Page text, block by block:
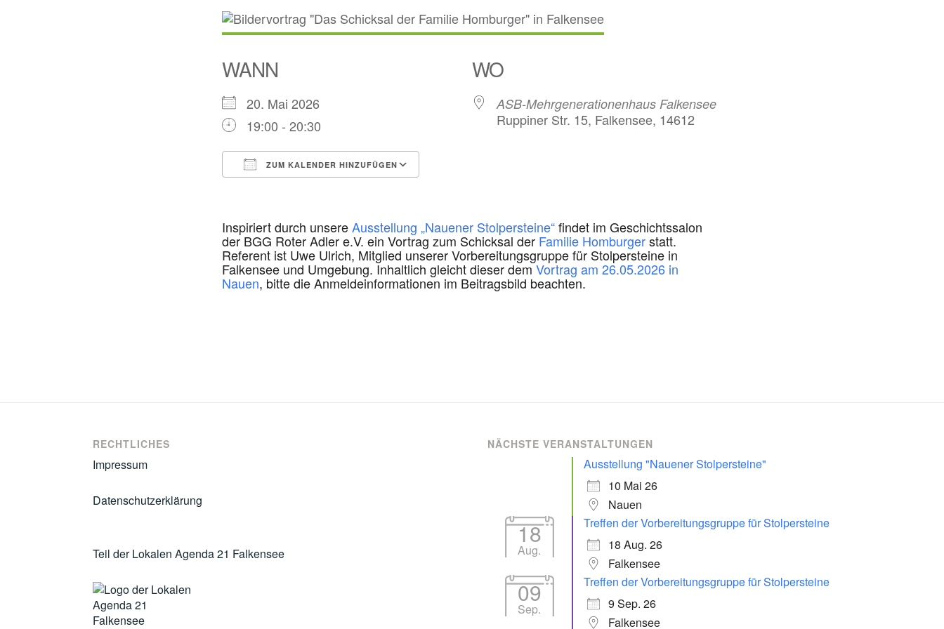
WANN
20. Mai 2026
19:00 - 20:30
ZUM KALENDER HINZUFÜGEN
WO
ASB-Mehrgenerationenhaus Falkensee
Ruppiner Str. 15, Falkensee, 14612
Inspiriert durch unsereAusstellung „Nauener Stolpersteine“findet im Geschichtssalon
der BGG Roter Adler e.V. ein Vortrag zum Schicksal der Familie Homburgerstatt.
Referent ist Uwe Ulrich, Mitglied unserer Vorbereitungsgruppe für Stolpersteine in
Falkensee und Umgebung. Inhaltlich gleicht dieser demVortrag am 26.05.2026 in
Nauen, bitte die Anmeldeinformationen im Beitragsbild beachten.
RECHTLICHES
Impressum
Datenschutzerklärung
Teil der Lokalen Agenda 21 Falkensee
NÄCHSTE VERANSTALTUNGEN
Ausstellung "Nauener Stolpersteine"
10 Mai 26
Nauen
18
Aug.
Treffen der Vorbereitungsgruppe für Stolpersteine
18 Aug. 26
Falkensee
09
Sep.
Treffen der Vorbereitungsgruppe für Stolpersteine
9 Sep. 26
Falkensee